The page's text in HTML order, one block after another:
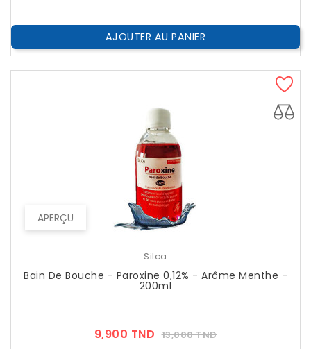
AJOUTER AU PANIER
APERÇU
Silca
Bain De Bouche - Paroxine 0,12% - Arôme Menthe -
200ml
9,900 TND Prix
13,000 TNDPrix